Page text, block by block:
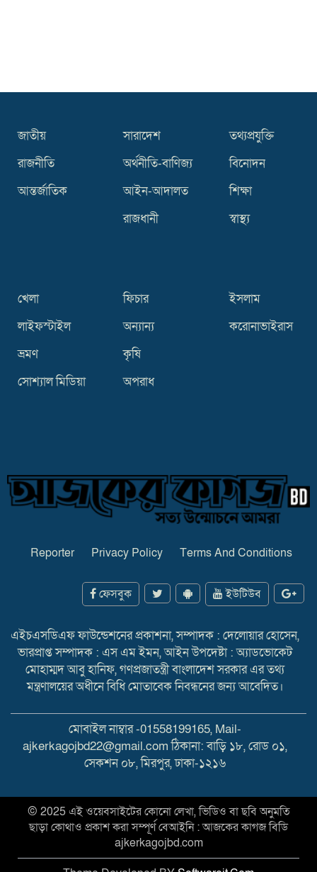
জাতীয়
রাজনীতি
আন্তর্জাতিক
সারাদেশ
অর্থনীতি-বাণিজ্য
আইন-আদালত
রাজধানী
তথ্যপ্রযুক্তি
বিনোদন
শিক্ষা
স্বাস্থ্য
খেলা
লাইফস্টাইল
ভ্রমণ
সোশ্যাল মিডিয়া
ফিচার
অন্যান্য
কৃষি
অপরাধ
ইসলাম
করোনাভাইরাস
Reporter Privacy Policy Terms And Conditions
ফেসবুক ইউটিউব
এইচএসডিএফ ফাউন্ডেশনের প্রকাশনা, সম্পাদক : দেলোয়ার হোসেন,
ভারপ্রাপ্ত সম্পাদক : এস এম ইমন, আইন উপদেষ্টা : অ্যাডভোকেট
মোহাম্মদ আবু হানিফ, গণপ্রজাতন্ত্রী বাংলাদেশ সরকার এর তথ্য
মন্ত্রণালয়ের অধীনে বিধি মোতাবেক নিবন্ধনের জন্য আবেদিত।
মোবাইল নাম্বার -01558199165, Mail-
ajkerkagojbd22@gmail.com ঠিকানা: বাড়ি ১৮, রোড ০১,
সেকশন ০৮, মিরপুর, ঢাকা-১২১৬
© 2025 এই ওয়েবসাইটের কোনো লেখা, ভিডিও বা ছবি অনুমতি
ছাড়া কোথাও প্রকাশ করা সম্পূর্ণ বেআইনি : আজকের কাগজ বিডি
ajkerkagojbd.com